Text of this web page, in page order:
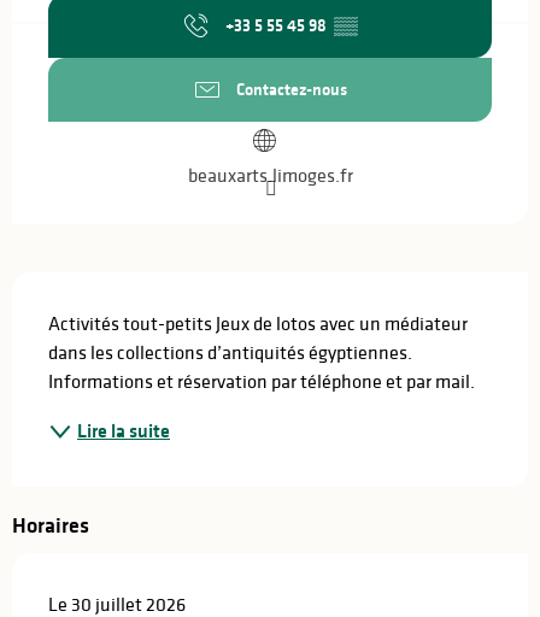
+33 5 55 45 98 ▒▒
Contactez-nous
beauxarts.limoges.fr
Activités tout-petits Jeux de lotos avec un médiateur
dans les collections d’antiquités égyptiennes.
Informations et réservation par téléphone et par mail.
Lire la suite
Horaires
Le 30 juillet 2026